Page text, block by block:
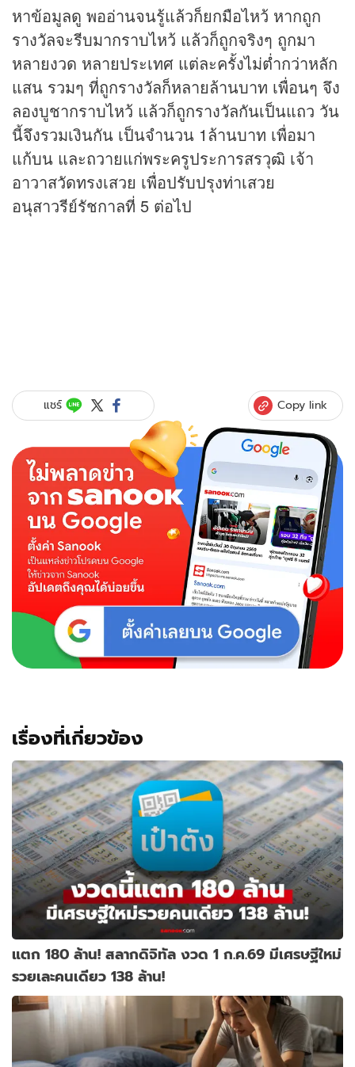
หาข้อมูลดู พออ่านจนรู้แล้วก็ยกมือไหว้ หากถูก
รางวัลจะรีบมากราบไหว้ แล้วก็ถูกจริงๆ ถูกมา
หลายงวด หลายประเทศ แต่ละครั้งไม่ต่ำกว่าหลัก
แสน รวมๆ ที่ถูกรางวัลก็หลายล้านบาท เพื่อนๆ จึง
ลองบูชากราบไหว้ แล้วก็ถูกรางวัลกันเป็นแถว วัน
นี้จึงรวมเงินกัน เป็นจำนวน 1ล้านบาท เพื่อมา
แก้บน และถวายแก่พระครูประการสรวุฒิ เจ้า
อาวาสวัดทรงเสวย เพื่อปรับปรุงท่าเสวย
อนุสาวรีย์รัชกาลที่ 5 ต่อไป
แชร์ Copy link
เรื่องที่เกี่ยวข้อง
แตก 180 ล้าน! สลากดิจิทัล งวด 1 ก.ค.69 มีเศรษฐีใหม่
รวยเละคนเดียว 138 ล้าน!